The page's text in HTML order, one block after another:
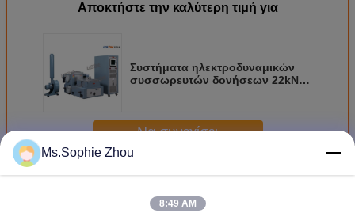
Αποκτήστε την καλύτερη τιμή για
Συστήματα ηλεκτροδυναμικών
συσσωρευτών δονήσεων 22kN
Να συνεχίσει
ΠερισσότεροιΣύστημα δοκιμής δόνησης
Ms.Sophie Zhou
8:49 AM